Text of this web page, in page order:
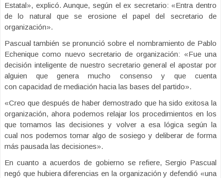
Estatal», explicó. Aunque, según el ex secretario: «Entra dentro
de lo natural que se erosione el papel del secretario de
organización».
Pascual también se pronunció sobre el nombramiento de Pablo
Echenique como nuevo secretario de organización: «Fue una
decisión inteligente de nuestro secretario general el apostar por
alguien que genera mucho consenso y que cuenta
con capacidad de mediación hacia las bases del partido».
«Creo que después de haber demostrado que ha sido exitosa la
organización, ahora podemos relajar los procedimientos en los
que tomamos las decisiones y volver a esa lógica según la
cual nos podemos tomar algo de sosiego y deliberar de forma
más pausada las decisiones».
En cuanto a acuerdos de gobierno se refiere, Sergio Pascual
negó que hubiera diferencias en la organización y defendió «una